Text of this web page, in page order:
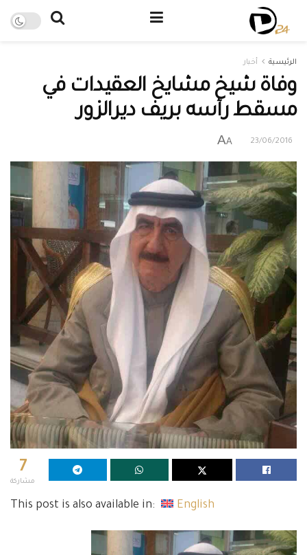
الرئيسية أخبار
وفاة شيخ مشايخ العقيدات في
مسقط رأسه بريف ديرالزور
23/06/2016
A
A
7
مشاركة
This post is also available in: English